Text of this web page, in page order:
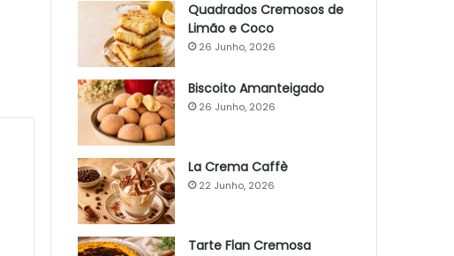
Quadrados Cremosos de
Limão e Coco
26 Junho, 2026
Biscoito Amanteigado
26 Junho, 2026
La Crema Caffè
22 Junho, 2026
Tarte Flan Cremosa